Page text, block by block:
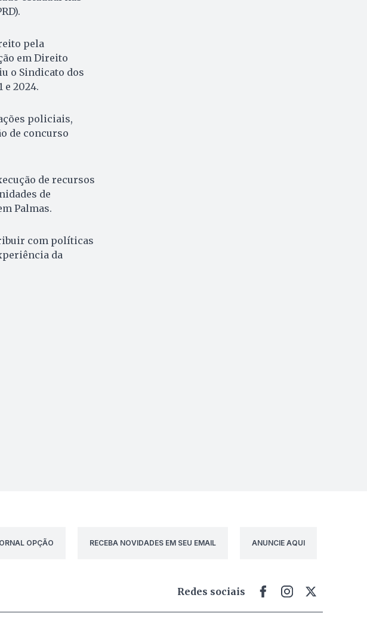
pela
em Direito
o Sindicato dos
e 2024.
policiais,
de concurso
de recursos
de
Palmas.
com políticas
da
OPÇÃO
RECEBA NOVIDADES EM SEU EMAIL ANUNCIE AQUI
Redes sociais